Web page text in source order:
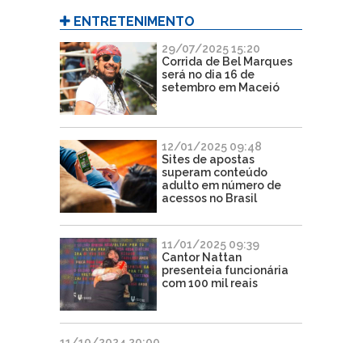
ENTRETENIMENTO
29/07/2025 15:20
Corrida de Bel Marques
será no dia 16 de
setembro em Maceió
12/01/2025 09:48
Sites de apostas
superam conteúdo
adulto em número de
acessos no Brasil
11/01/2025 09:39
Cantor Nattan
presenteia funcionária
com 100 mil reais